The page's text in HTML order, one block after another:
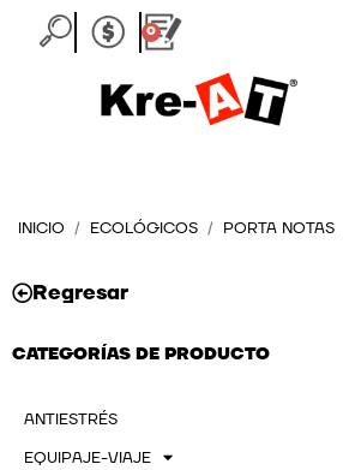
0
Carrito
INICIO / ECOLÓGICOS / PORTA NOTAS
Regresar
CATEGORÍAS DE PRODUCTO
ANTIESTRÉS
EQUIPAJE-VIAJE